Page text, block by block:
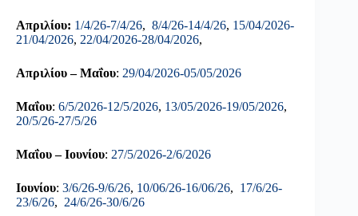
Απριλίου: 1/4/26-7/4/26, 8/4/26-14/4/26, 15/04/2026-
21/04/2026, 22/04/2026-28/04/2026,
Απριλίου – Μαΐου: 29/04/2026-05/05/2026
Μαΐου: 6/5/2026-12/5/2026, 13/05/2026-19/05/2026,
20/5/26-27/5/26
Μαΐου – Ιουνίου: 27/5/2026-2/6/2026
Ιουνίου: 3/6/26-9/6/26, 10/06/26-16/06/26, 17/6/26-
23/6/26, 24/6/26-30/6/26